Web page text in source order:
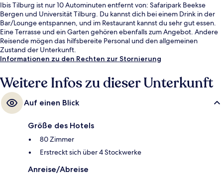
Ibis Tilburg ist nur 10 Autominuten entfernt von: Safaripark Beekse
Bergen und Universität Tilburg. Du kannst dich bei einem Drink in der
Bar/Lounge entspannen, und im Restaurant kannst du sehr gut essen.
Eine Terrasse und ein Garten gehören ebenfalls zum Angebot. Andere
Reisende mögen das hilfsbereite Personal und den allgemeinen
Zustand der Unterkunft.
Informationen zu den Rechten zur Stornierung
Weitere Infos zu dieser Unterkunft
Auf einen Blick
Größe des Hotels
80 Zimmer
Erstreckt sich über 4 Stockwerke
Anreise/Abreise